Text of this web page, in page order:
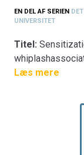
EN DEL AF SERIEN
UNIVERSITET
Titel:
subjects
Institut
Læs mere